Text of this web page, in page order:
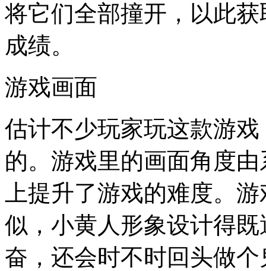
将它们全部撞开，以此
成绩。
游戏画面
估计不少玩家玩这款游
的。游戏里的画面角度
上提升了游戏的难度。
似，小黄人形象设计得
奋，还会时不时回头做